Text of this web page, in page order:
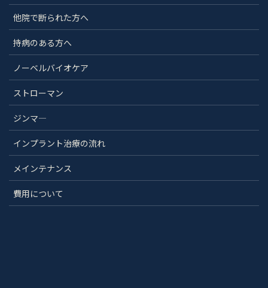
他院で断られた方へ
持病のある方へ
ノーベルバイオケア
ストローマン
ジンマ―
インプラント治療の流れ
メインテナンス
費用について